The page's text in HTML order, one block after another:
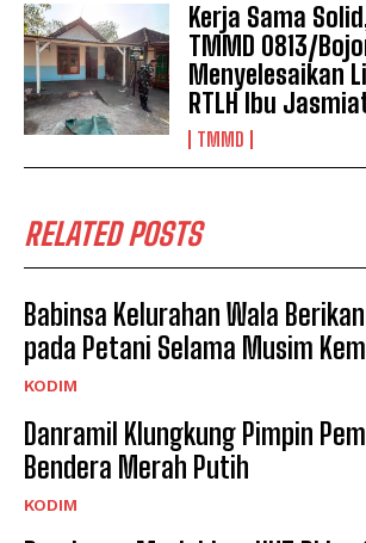
Kerja Sama
TMMD 0813/
Menyelesaikan
RTLH Ibu
TMMD
RELATED POSTS
Babinsa Kelurahan Wala
pada Petani Selama Musim
KODIM
Danramil Klungkung Pimpin
Bendera Merah Putih
KODIM